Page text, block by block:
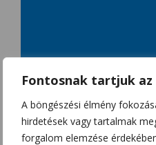
Fontosnak tartjuk
A böngészési élmény
hirdetések vagy tartalmak
forgalom elemzése